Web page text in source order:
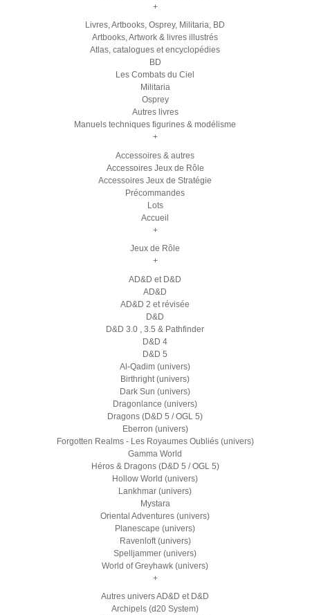
+
Livres, Artbooks, Osprey, Militaria, BD
Artbooks, Artwork & livres illustrés
Atlas, catalogues et encyclopédies
BD
Les Combats du Ciel
Militaria
Osprey
Autres livres
Manuels techniques figurines & modélisme
+
Accessoires & autres
Accessoires Jeux de Rôle
Accessoires Jeux de Stratégie
Précommandes
Lots
Accueil
+
Jeux de Rôle
+
AD&D et D&D
AD&D
AD&D 2 et révisée
D&D
D&D 3.0 , 3.5 & Pathfinder
D&D 4
D&D 5
Al-Qadim (univers)
Birthright (univers)
Dark Sun (univers)
Dragonlance (univers)
Dragons (D&D 5 / OGL 5)
Eberron (univers)
Forgotten Realms - Les Royaumes Oubliés (univers)
Gamma World
Héros & Dragons (D&D 5 / OGL 5)
Hollow World (univers)
Lankhmar (univers)
Mystara
Oriental Adventures (univers)
Planescape (univers)
Ravenloft (univers)
Spelljammer (univers)
World of Greyhawk (univers)
+
Autres univers AD&D et D&D
Archipels (d20 System)